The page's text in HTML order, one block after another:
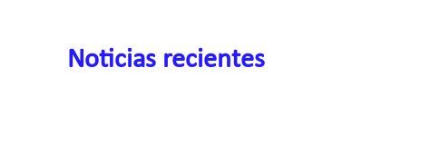
Noticias recientes